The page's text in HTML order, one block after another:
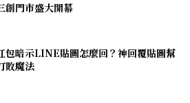
創門市盛大開幕
包暗示LINE貼圖怎麼回？神回覆貼圖幫
敗魔法